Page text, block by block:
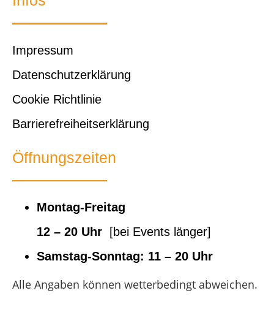
Impressum
Datenschutzerklärung
Cookie Richtlinie
Barrierefreiheitserklärung
Öffnungszeiten
Montag-Freitag
12 – 20 Uhr
[bei Events länger]
Samstag-Sonntag: 11 – 20 Uhr
Alle Angaben können wetterbedingt abweichen.